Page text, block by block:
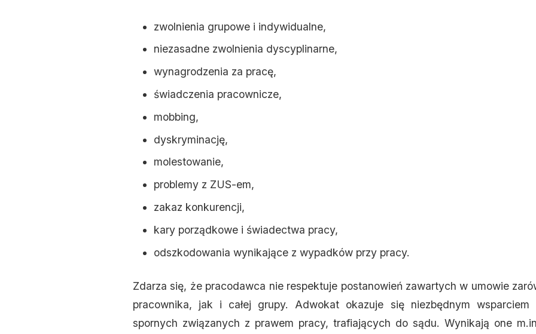
zwolnienia grupowe i indywidualne,
niezasadne zwolnienia dyscyplinarne,
wynagrodzenia za pracę,
świadczenia pracownicze,
mobbing,
dyskryminację,
molestowanie,
problemy z ZUS-em,
zakaz konkurencji,
kary porządkowe i świadectwa pracy,
odszkodowania wynikające z wypadków przy pracy.
Zdarza się, że pracodawca nie respektuje postanowień zawartych w umowie
pracownika, jak i całej grupy. Adwokat okazuje się niezbędnym
spornych związanych z prawem pracy, trafiających do sądu. Wynikają one